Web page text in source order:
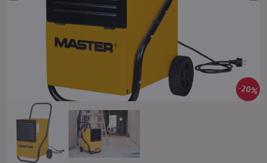
20%